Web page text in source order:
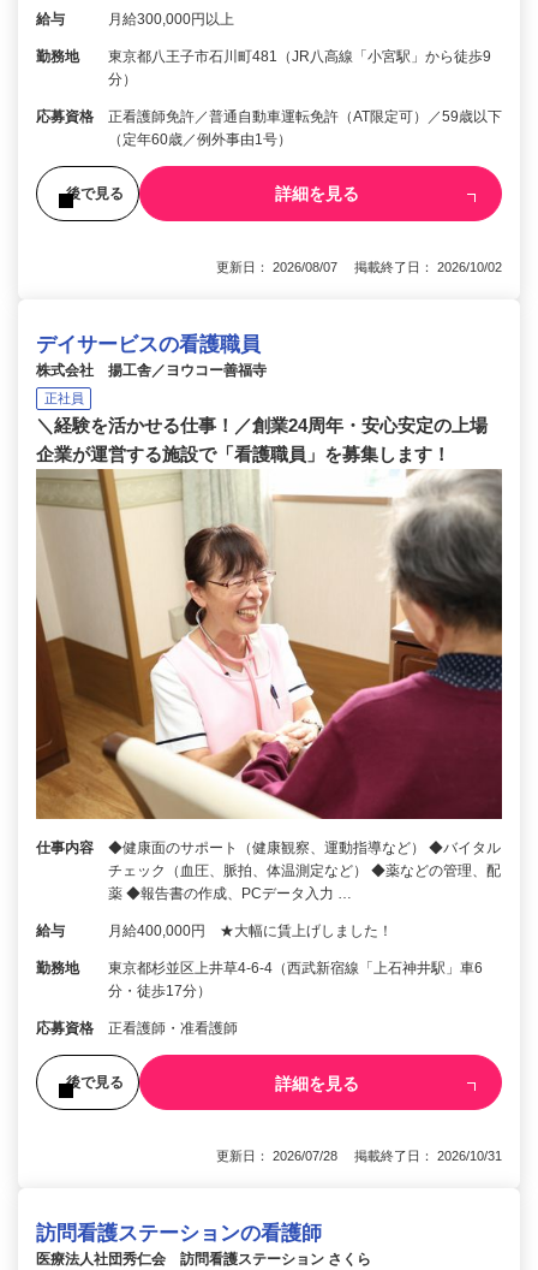
給与 月給300,000円以上
勤務地
東京都八王子市石川町481（JR八高線「小宮駅」から徒歩9
分）
応募資格
正看護師免許／普通自動車運転免許（AT限定可）／59歳以下
（定年60歳／例外事由1号）
後で見る 詳細を見る
更新日： 2026/08/07 掲載終了日： 2026/10/02
デイサービスの看護職員
株式会社 揚工舎／ヨウコー善福寺
正社員
＼経験を活かせる仕事！／創業24周年・安心安定の上場
企業が運営する施設で「看護職員」を募集します！
仕事内容
◆健康面のサポート（健康観察、運動指導など） ◆バイタル
チェック（血圧、脈拍、体温測定など） ◆薬などの管理、配
薬 ◆報告書の作成、PCデータ入力 …
給与 月給400,000円 ★大幅に賃上げしました！
勤務地
東京都杉並区上井草4-6-4（西武新宿線「上石神井駅」車6
分・徒歩17分）
応募資格 正看護師・准看護師
後で見る 詳細を見る
更新日： 2026/07/28 掲載終了日： 2026/10/31
訪問看護ステーションの看護師
医療法人社団秀仁会 訪問看護ステーション さくら